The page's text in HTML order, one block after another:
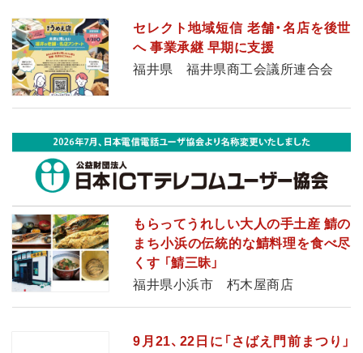
セレクト地域短信 老舗・名店を後世
へ 事業承継 早期に支援
福井県 福井県商工会議所連合会
もらってうれしい大人の手土産 鯖の
まち小浜の伝統的な鯖料理を食べ尽
くす 「鯖三昧」
福井県小浜市 朽木屋商店
9月21、22日に「さばえ門前まつり」